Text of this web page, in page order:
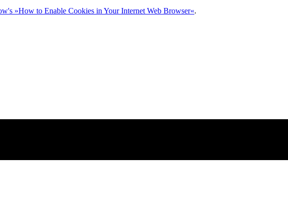
»How to Enable Cookies in Your Internet Web Browser«.